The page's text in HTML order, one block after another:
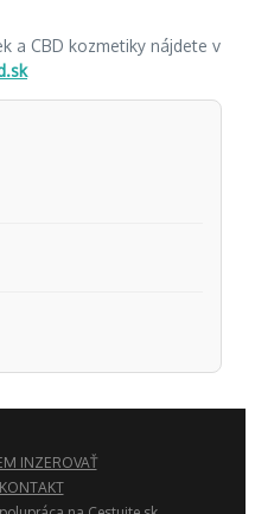
a CBD kozmetiky nájdete v
INZEROVAŤ
KONTAKT